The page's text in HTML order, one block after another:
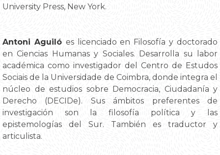
University Press, New York.
Antoni Aguiló es licenciado en Filosofía y doctorado
en Ciencias Humanas y Sociales. Desarrolla su labor
académica como investigador del Centro de Estudos
Sociais de la Universidade de Coimbra, donde integra el
núcleo de estudios sobre Democracia, Ciudadanía y
Derecho (DECIDe). Sus ámbitos preferentes de
investigación son la filosofía política y las
epistemologías del Sur. También es traductor y
articulista.